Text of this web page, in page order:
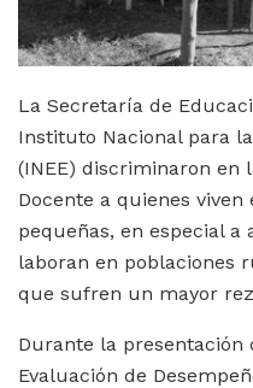
La Secretaría de
Instituto Nacional para
(INEE) discriminaron en
Docente a quienes
pequeñas, en especial
laboran en poblaciones
que sufren un mayor
Durante la presentación
Evaluación de